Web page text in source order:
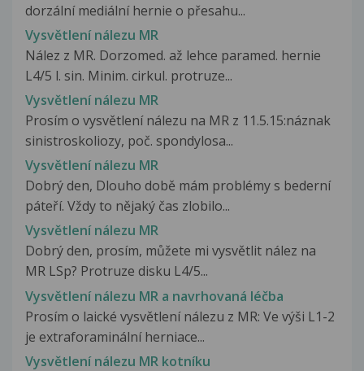
dorzální mediální hernie o přesahu...
Vysvětlení nálezu MR
Nález z MR. Dorzomed. až lehce paramed. hernie
L4/5 l. sin. Minim. cirkul. protruze...
Vysvětlení nálezu MR
Prosím o vysvětlení nálezu na MR z 11.5.15:náznak
sinistroskoliozy, poč. spondylosa...
Vysvětlení nálezu MR
Dobrý den, Dlouho době mám problémy s bederní
páteří. Vždy to nějaký čas zlobilo...
Vysvětlení nálezu MR
Dobrý den, prosím, můžete mi vysvětlit nález na
MR LSp? Protruze disku L4/5...
Vysvětlení nálezu MR a navrhovaná léčba
Prosím o laické vysvětlení nálezu z MR: Ve výši L1-2
je extraforaminální herniace...
Vysvětlení nálezu MR kotníku